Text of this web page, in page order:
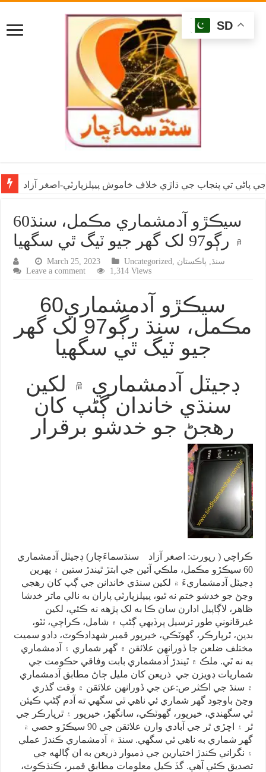
پاڻي تي پنجاب جي ڌاڙي خلاف خاموش پيپلزپارٽي-اصغر آزاد
60سيڪڙو آدمشماري مڪمل، سنڌ
۾ رڳو97 لک گهر جيو ٽيگ ٿي سگهيا
March 25, 2023 Uncategorized, سنڌ, پاڪستان
Leave a comment
1,314 Views
60سيڪڙو آدمشماري
مڪمل، سنڌ رڳو97 لک گهر
جيو ٽيگ ٿي سگهيا
ڊجيٽل آدمشماري ۾ لکين
سنڌي خاندان ڳڻپ کان
رهجڻ جو خدشو برقرار
ڪراچي ( رپورٽ: اصغر آزاد سنڌسماءَچار) ڊجيٽل آدمشماري
60 سيڪڙو مڪمل، ملڪي آئين جي ابتڙ ٿيندڙ ستين ۽ پهرين
ڊجيٽل آدمشماريءَ ۾ لکين سنڌي خاندانن جي ڳپ کان رهجي
وڃڻ جو خدشو ختم نه ٿيو، پيپلزپارٽي پاران به نالي ماتر خدشا
ظاهر، لاڳاپيل ادارن سان ڪا به لک پڙهه نه ڪئي، لکين
غيرقانوني طور ترسيل پرڏيهي ڳڻپ ۾ شامل، ڪراچي، ٺٽو،
بدين، ٿرپارڪر، گهوٽڪي، خيرپور قمبر شهدادڪوٽ، دادو سميت
مختلف ضلعن جا ڏورانهن علائقن ۾ گهر شماري ۽ آدمشماري
به نه ٿي. ملڪ ۾ ٿيندڙ آدمشماري بابت وفاقي حڪومت جي
شماريات ڊويزن جي ذريعن کان مليل ڄاڻ مطابق آدمشماري
۾ سنڌ جي اڪثر ص:عن جي ڏورانهن علائقن ۾ وقت گذري
وڃڻ باوجود گهر شماري ئي ناهي ٿي سگهي ته آدم ڳڻپ ڪيئن
ٿي سگهندي، خيرپور، گهوٽڪي، سانگهڙ، خيرپور ۽ ٿرپارڪر جي
ٿر ۽ اڇڙي ٿر جي آبادي وارن علائقن جي 90 سيڪڙو حصي ۾
گهر شماري به ناهي ٿي سگهي. سنڌ ۾ آدمشماري ڪندڙ عملي
۽ نگراني ڪندڙ اختيارين جي ذميوار ذريعن به ان ڳالهه جي
تصديق ڪئي آهي. گڏ ڪيل معلومات مطابق قمبر، ڪنڌڪوٽ،
SD